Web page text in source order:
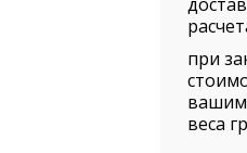
при
вашим
веса